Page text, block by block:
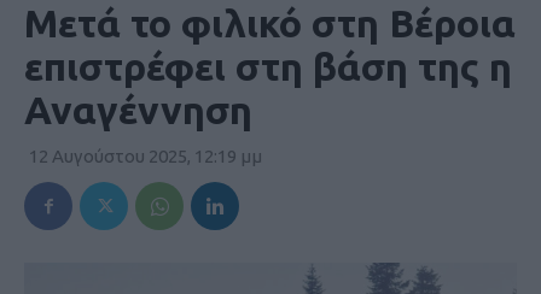
Μετά το φιλικό στη Βέροια
επιστρέφει στη βάση της η
Αναγέννηση
12 Αυγούστου 2025, 12:19 μμ